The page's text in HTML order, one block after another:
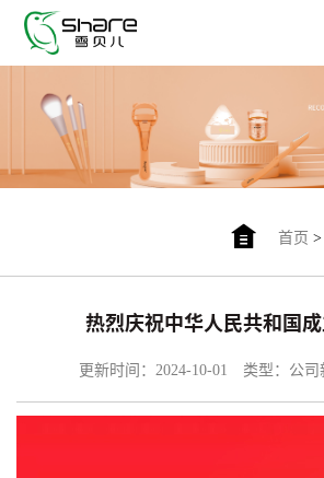
首页 >
热烈庆祝中华人民共和国
更新时间：2024-10-01 类型：公司